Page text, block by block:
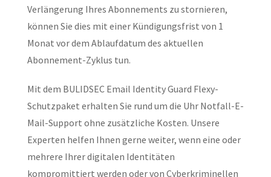
Verlängerung Ihres Abonnements zu stornieren,
können Sie dies mit einer Kündigungsfrist von 1
Monat vor dem Ablaufdatum des aktuellen
Abonnement-Zyklus tun.
Mit dem BULIDSEC Email Identity Guard Flexy-
Schutzpaket erhalten Sie rund um die Uhr Notfall-E-
Mail-Support ohne zusätzliche Kosten. Unsere
Experten helfen Ihnen gerne weiter, wenn eine oder
mehrere Ihrer digitalen Identitäten
kompromittiert werden oder von Cyberkriminellen